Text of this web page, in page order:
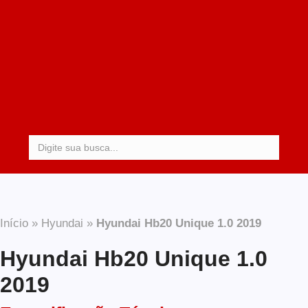
Início » Hyundai » Hyundai Hb20 Unique 1.0 2019
Hyundai Hb20 Unique 1.0
2019